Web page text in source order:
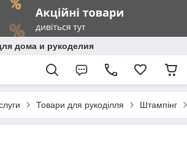
дома и рукоделия
Товари для рукоділля Штампінг